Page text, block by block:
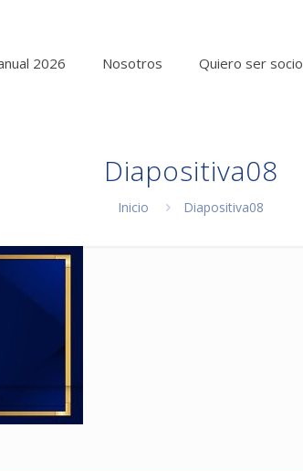
2026 Nosotros Quiero ser socio
Diapositiva08
Inicio Diapositiva08